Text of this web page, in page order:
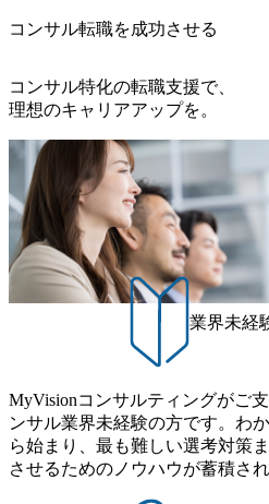
keto_kajita/)） 多様なメンバー、
も関わらず、外資系戦略コンサ
系コンサルティングファームを
チャー、外資系金融機関など多
り、常に刺激を受けながらプロ
コンサルティングファームの名
ントに対して様々なプロジェク
げれば常に新しいテーマのチャ
（ワンプール制） そのため、全
験3年未満の離職率は0％と驚異
ムと同水準以上の報酬制度であ
は、転職時報酬アップが基本 強
るカルチャーであり、昇進に枠
ば上がれる環境となっている 安
できる 豊富な経験を持つコンサ
ームを立ち上げることが可能 裁
バリー活動ができる(スタートア
ーションの開発 など) シンプレ
※顔出しは不要です。ご質問頂
ている。 <u>ワンプール制</u>
り、<u>営業活動に工数を割かれ
力可能</u> 従業員満足度を非常
わないプロジェクトにアサイン
制的に別のプロジェクトに異動
果、<u>退職率も10%程度</u>(他
時間は<u>平均30時間程度。</
残業代をつけさせないといった
は女性活用や外国人/高齢者/障碍
ラウンドを持つメンバーの働く
進にも積極的で、プロボノ支援
発で、多くのクラブが立ち上が
職・所属・組織を超えて社員間
の場となっている <u>教育・研
番組があり、新卒紹介、会社の
きくなっていく中で社員同士の
もしている 今後の成長戦略とし
る。足元のグローバル案件割合
コンサル転職を成功させる
コンサル特化の転職支援で、
理想のキャリアアップを。
業界未経
MyVisionコンサルティングがご
ンサル業界未経験の方です。わ
ら始まり、最も難しい選考対策
させるためのノウハウが蓄積され